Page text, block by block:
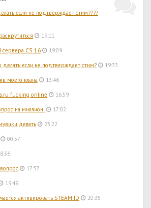
если не подтверждает стим????
19:11
сервера CS 1.6 19:09
делать если не подтверждает стим? 19:33
моего клана 13:46
fucking online 16:59
на миллион! 17:02
делать 23:22
00:57
17:57
19:49
активировать STEAM ID 20:35